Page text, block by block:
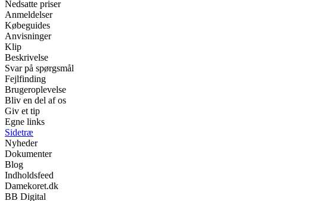
Nedsatte priser
Anmeldelser
Købeguides
Anvisninger
Klip
Beskrivelse
Svar på spørgsmål
Fejlfinding
Brugeroplevelse
Bliv en del af os
Giv et tip
Egne links
Sidetræ
Nyheder
Dokumenter
Blog
Indholdsfeed
Damekoret.dk
BB Digital